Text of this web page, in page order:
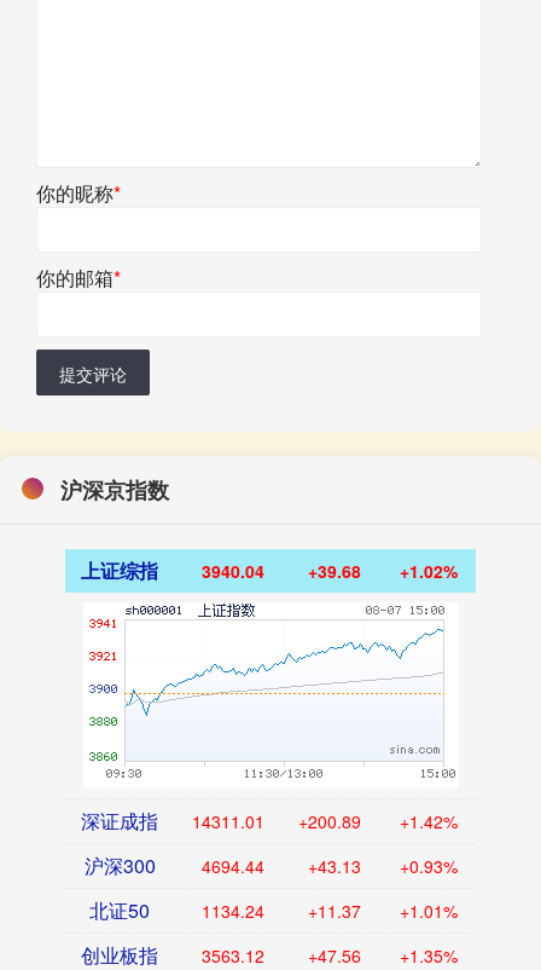
你的昵称*
你的邮箱*
提交评论
沪深京指数
上证综指 3940.04 +39.68 +1.02%
深证成指 14311.01 +200.89 +1.42%
沪深300 4694.44 +43.13 +0.93%
北证50 1134.24 +11.37 +1.01%
创业板指 3563.12 +47.56 +1.35%